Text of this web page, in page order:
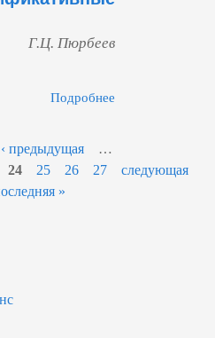
Г.Ц. Пюрбеев
Подробнее
‹ предыдущая
…
24 25 26 27
следующая
»